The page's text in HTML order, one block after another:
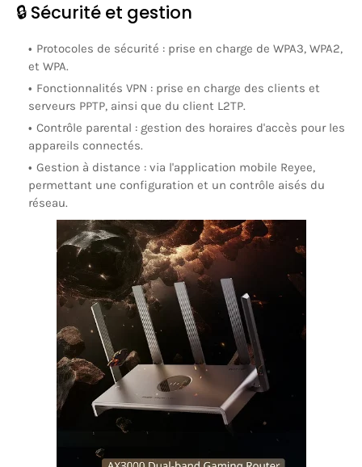
🔒 Sécurité et gestion
Protocoles de sécurité : prise en charge de WPA3, WPA2,
et WPA.
Fonctionnalités VPN : prise en charge des clients et
serveurs PPTP, ainsi que du client L2TP.
Contrôle parental : gestion des horaires d'accès pour les
appareils connectés.
Gestion à distance : via l'application mobile Reyee,
permettant une configuration et un contrôle aisés du
réseau.